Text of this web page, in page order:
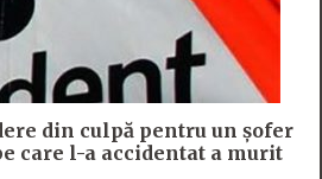
din culpă pentru un șofer
care l-a accidentat a murit